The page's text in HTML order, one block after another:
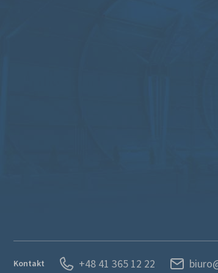
Kontakt +48 41 365 12 22